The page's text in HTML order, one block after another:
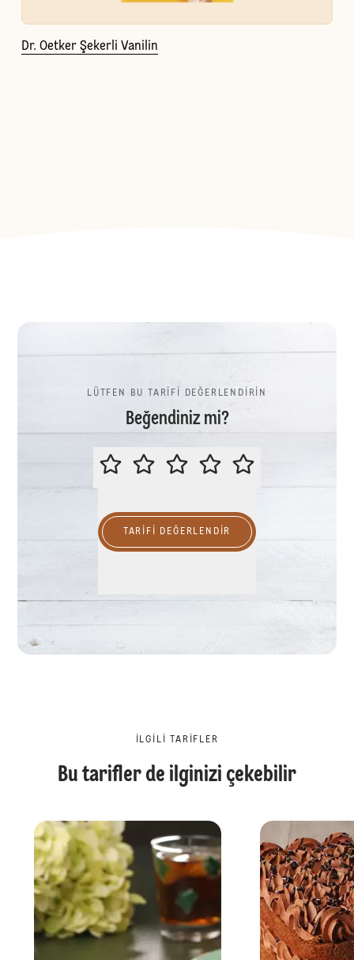
Dr. Oetker Şekerli Vanilin
LÜTFEN BU TARİFİ DEĞERLENDİRİN
Beğendiniz mi?
LÜTFEN BU TARİFİ
TARIFI DEĞERLENDİR
İLGILI TARIFLER
Bu tarifler de ilginizi çekebilir